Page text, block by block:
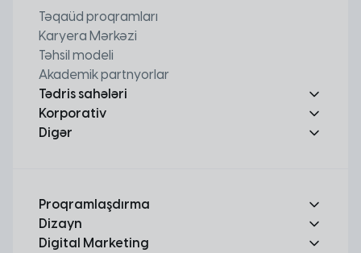
Təqaüd proqramları
Karyera Mərkəzi
Təhsil modeli
Akademik partnyorlar
Tədris sahələri
Korporativ
Digər
Proqramlaşdırma
Dizayn
Digital Marketing